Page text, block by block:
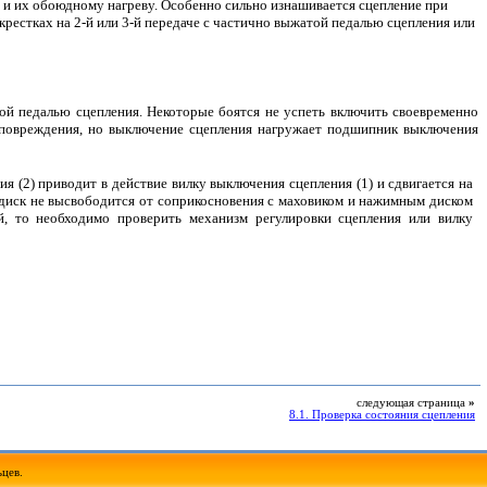
обоюдному нагреву. Особенно сильно изнашивается сцепление при
на 2-й или 3-й передаче с частично выжатой педалью сцепления или
педалью сцепления. Некоторые боятся не успеть включить своевременно
но выключение сцепления нагружает подшипник выключения
(2) приводит в действие вилку выключения сцепления (1) и сдвигается на
не высвободится от соприкосновения с маховиком и нажимным диском
то необходимо проверить механизм регулировки сцепления или вилку
следующая страница »
8.1. Проверка состояния сцепления